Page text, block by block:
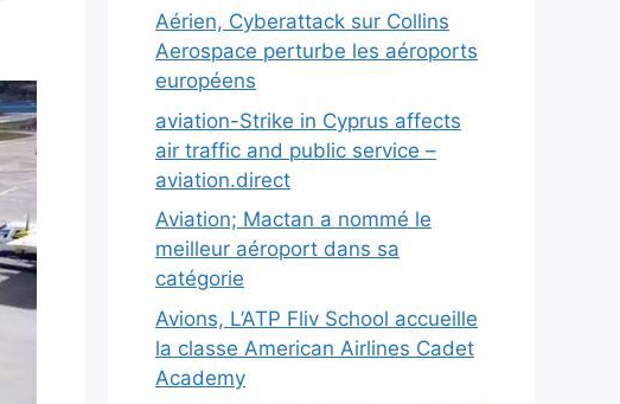
Aérien, Cyberattack sur Collins
Aerospace perturbe les aéroports
européens
aviation-Strike in Cyprus affects
air traffic and public service –
aviation.direct
Aviation; Mactan a nommé le
meilleur aéroport dans sa
catégorie
Avions, L’ATP Fliv School accueille
la classe American Airlines Cadet
Academy